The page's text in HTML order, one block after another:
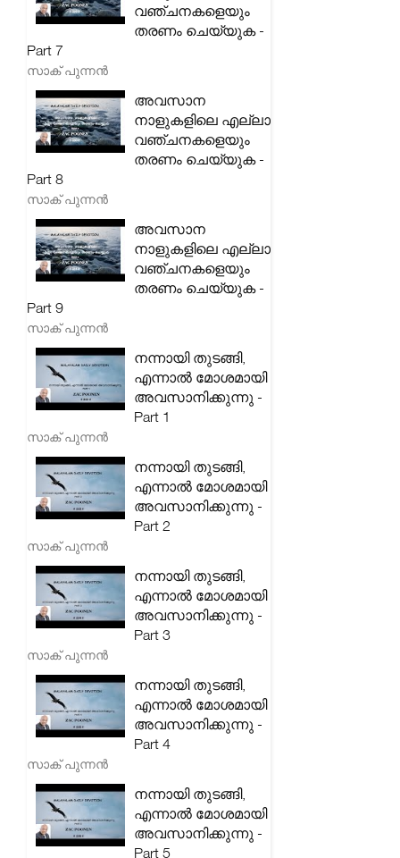
വഞ്ചനകളെയും
തരണം ചെയ്യുക -
Part 7
സാക് പുന്നൻ
അവസാന
നാളുകളിലെ എല്ലാ
വഞ്ചനകളെയും
തരണം ചെയ്യുക -
Part 8
സാക് പുന്നൻ
അവസാന
നാളുകളിലെ എല്ലാ
വഞ്ചനകളെയും
തരണം ചെയ്യുക -
Part 9
സാക് പുന്നൻ
നന്നായി തുടങ്ങി,
എന്നാൽ മോശമായി
അവസാനിക്കുന്നു -
Part 1
സാക് പുന്നൻ
നന്നായി തുടങ്ങി,
എന്നാൽ മോശമായി
അവസാനിക്കുന്നു -
Part 2
സാക് പുന്നൻ
നന്നായി തുടങ്ങി,
എന്നാൽ മോശമായി
അവസാനിക്കുന്നു -
Part 3
സാക് പുന്നൻ
നന്നായി തുടങ്ങി,
എന്നാൽ മോശമായി
അവസാനിക്കുന്നു -
Part 4
സാക് പുന്നൻ
നന്നായി തുടങ്ങി,
എന്നാൽ മോശമായി
അവസാനിക്കുന്നു -
Part 5